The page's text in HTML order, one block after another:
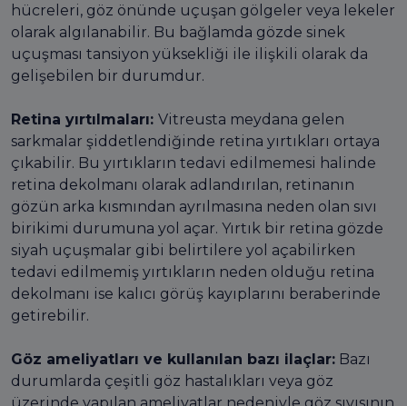
hücreleri, göz önünde uçuşan gölgeler veya lekeler
olarak algılanabilir. Bu bağlamda gözde sinek
uçuşması tansiyon yüksekliği ile ilişkili olarak da
gelişebilen bir durumdur.
Retina yırtılmaları: Vitreusta meydana gelen
sarkmalar şiddetlendiğinde retina yırtıkları ortaya
çıkabilir. Bu yırtıkların tedavi edilmemesi halinde
retina dekolmanı olarak adlandırılan, retinanın
gözün arka kısmından ayrılmasına neden olan sıvı
birikimi durumuna yol açar. Yırtık bir retina gözde
siyah uçuşmalar gibi belirtilere yol açabilirken
tedavi edilmemiş yırtıkların neden olduğu retina
dekolmanı ise kalıcı görüş kayıplarını beraberinde
getirebilir.
Göz ameliyatları ve kullanılan bazı ilaçlar: Bazı
durumlarda çeşitli göz hastalıkları veya göz